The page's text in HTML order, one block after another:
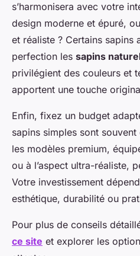
s’harmonisera avec votre
design moderne et épuré,
et réaliste ? Certains sapins
perfection les sapins
privilégient des couleurs et
apportent une touche
Enfin, fixez un budget
sapins simples sont
les modèles premium,
ou à l’aspect ultra-réaliste,
Votre investissement
esthétique, durabilité ou
Pour plus de conseils
ce site et explorer les